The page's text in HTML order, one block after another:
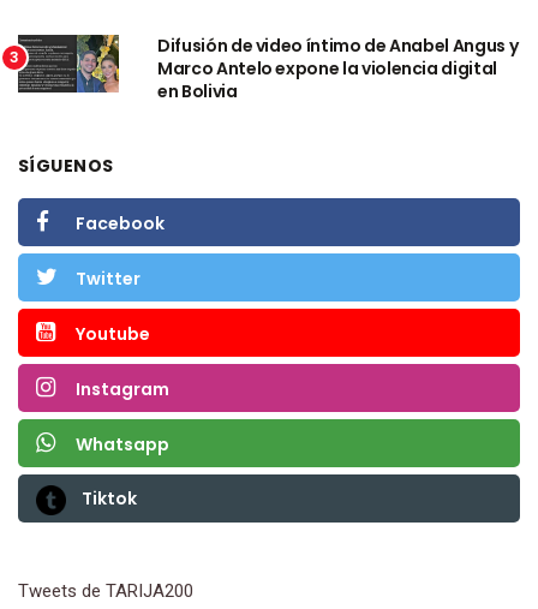
3
Difusión de video íntimo de Anabel Angus y
Marco Antelo expone la violencia digital
en Bolivia
SÍGUENOS
Facebook
Twitter
Youtube
Instagram
Whatsapp
Tiktok
Tweets de TARIJA200